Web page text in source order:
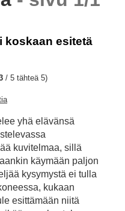
koskaan esitetä
/ 5 tähteä 5)
yhä elävänsä
kuvitelmaa, sillä
käymään paljon
kysymystä ei tulla
kukaan
esittämään niitä